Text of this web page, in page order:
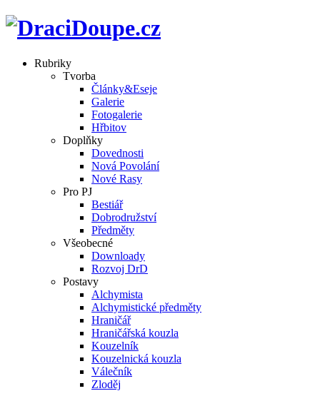
Rubriky
Tvorba
Články&Eseje
Galerie
Fotogalerie
Hřbitov
Doplňky
Dovednosti
Nová Povolání
Nové Rasy
Pro PJ
Bestiář
Dobrodružství
Předměty
Všeobecné
Downloady
Rozvoj DrD
Postavy
Alchymista
Alchymistické předměty
Hraničář
Hraničářská kouzla
Kouzelník
Kouzelnická kouzla
Válečník
Zloděj